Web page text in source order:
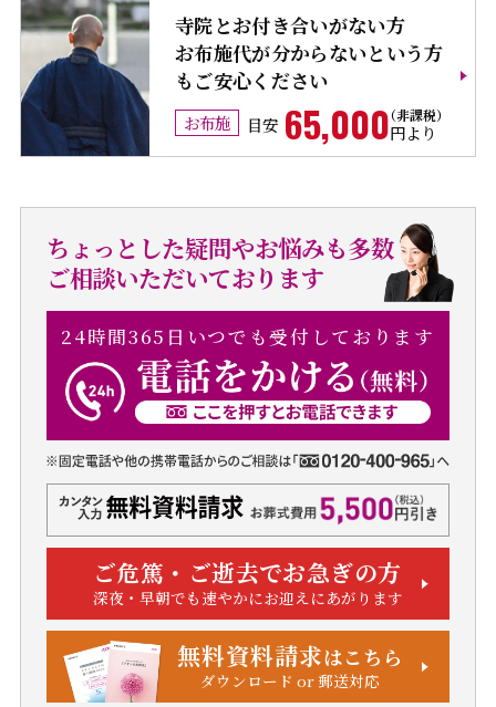
寺院とお付き合いがない方
お布施代が分からないという方
もご安心ください
お布施 目安 65,000円より
ちょっとした疑問やお悩みも多数
ご相談いただいております
24時間365日いつでも受付しております
ご危篤・ご逝去でお急ぎの方
深夜・早朝でも速やかにお迎えにあがります
無料資料請求はこちら
ダウンロード or 郵送対応